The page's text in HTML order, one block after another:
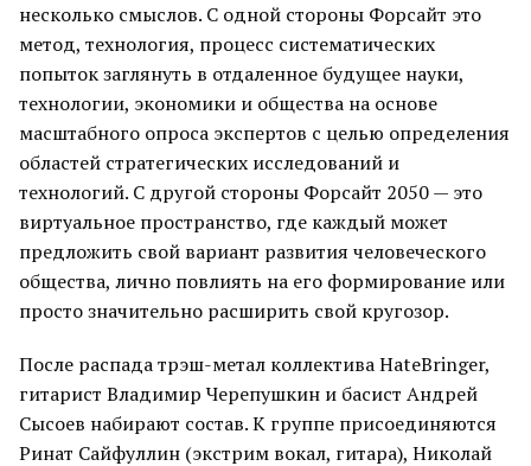
несколько смыслов. С одной стороны Форсайт это
метод, технология, процесс систематических
попыток заглянуть в отдаленное будущее науки,
технологии, экономики и общества на основе
масштабного опроса экспертов с целью определения
областей стратегических исследований и
технологий. С другой стороны Форсайт 2050 — это
виртуальное пространство, где каждый может
предложить свой вариант развития человеческого
общества, лично повлиять на его формирование или
просто значительно расширить свой кругозор.
После распада трэш-метал коллектива HateBringer,
гитарист Владимир Черепушкин и басист Андрей
Сысоев набирают состав. К группе присоединяются
Ринат Сайфуллин (экстрим вокал, гитара), Николай